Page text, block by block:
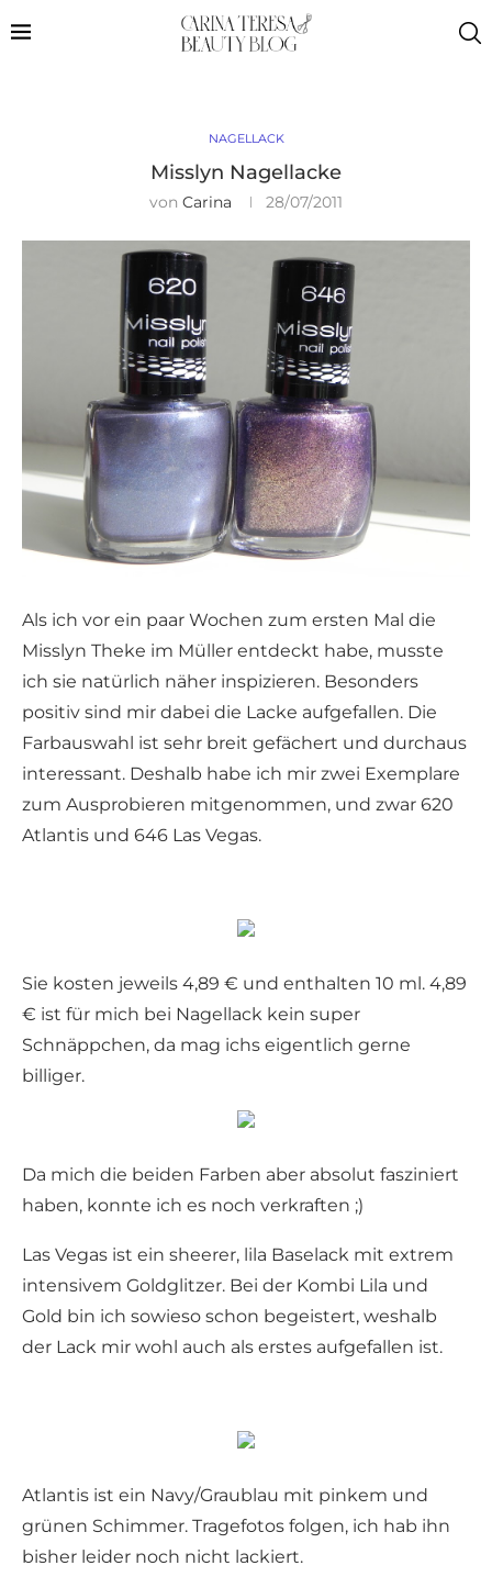
NAGELLACK
Misslyn Nagellacke
von Carina 28/07/2011
Als ich vor ein paar Wochen zum ersten Mal die
Misslyn Theke im Müller entdeckt habe, musste
ich sie natürlich näher inspizieren. Besonders
positiv sind mir dabei die Lacke aufgefallen. Die
Farbauswahl ist sehr breit gefächert und durchaus
interessant. Deshalb habe ich mir zwei Exemplare
zum Ausprobieren mitgenommen, und zwar 620
Atlantis und 646 Las Vegas.
Sie kosten jeweils 4,89 € und enthalten 10 ml. 4,89
€ ist für mich bei Nagellack kein super
Schnäppchen, da mag ichs eigentlich gerne
billiger.
Da mich die beiden Farben aber absolut fasziniert
haben, konnte ich es noch verkraften ;)
Las Vegas ist ein sheerer, lila Baselack mit extrem
intensivem Goldglitzer. Bei der Kombi Lila und
Gold bin ich sowieso schon begeistert, weshalb
der Lack mir wohl auch als erstes aufgefallen ist.
Atlantis ist ein Navy/Graublau mit pinkem und
grünen Schimmer. Tragefotos folgen, ich hab ihn
bisher leider noch nicht lackiert.